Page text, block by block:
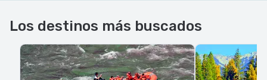
Los destinos más buscados